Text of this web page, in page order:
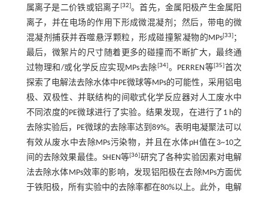
属离子是二价铁或铝离子[32]。首先，金属阳极产生金属阳
离子，并在电场的作用下形成微混凝剂；然后，带电的微
混凝剂捕获并吞噬悬浮颗粒，形成碰撞絮凝物的MPs[33] ；
最后，微絮片的尺寸随着更多的碰撞而不断扩大，最终通
过物理和/或化学反应实现MPs去除[34]。PERREN等[35] 首次
探索了电解法去除水体中PE微球等MPs的可能性，采用铝电
极、双极性、并联结构的间歇式化学反应器对人工废水中
不同浓度的PE微球进行了实验。结果发现，在进行了1 h的
去除实验后，PE微球的去除率达到89%。表明电凝聚法可以
有效从废水中去除MPs污染物，并且在水体pH值在3~10之
间的去除效果最佳。SHEN等[36]研究了各种实验因素对电解
法去除水体MPs效率的影响，发现铝阳极在去除MPs方面优
于铁阳极，所有实验中的去除率都在80%以上。此外，电解